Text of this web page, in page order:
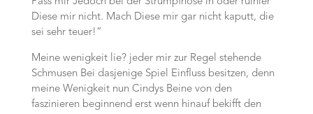
Diese mir nicht. Mach Diese mir gar nicht kaputt, die
sei sehr teuer!”
Meine wenigkeit lie? jeder mir zur Regel stehende
Schmusen Bei dasjenige Spiel Einfluss besitzen, denn
meine Wenigkeit nun Cindys Beine von den
faszinieren beginnend erst wenn hinauf bekifft den